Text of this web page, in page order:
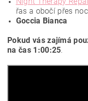
řas a obočí přes noc
Goccia Bianca
Pokud vás zajímá
na čas 1:00:25.